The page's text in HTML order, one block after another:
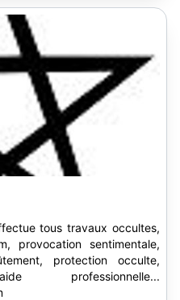
tous travaux occultes,
provocation sentimentale,
protection occulte,
professionnelle...